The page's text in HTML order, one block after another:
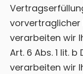
verarbeiten wir
Art. 6 Abs. 1 lit. b
verarbeiten wir